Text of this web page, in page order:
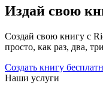
Издай свою
Создай свою книгу с
просто, как раз, два,
Создать книгу
Наши услуги